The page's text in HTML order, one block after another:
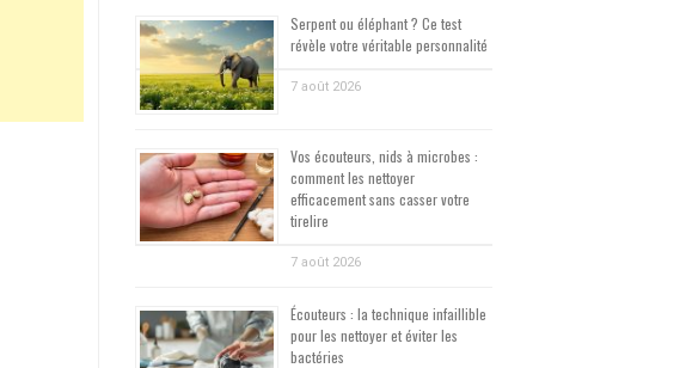
Serpent ou éléphant ? Ce test
révèle votre véritable personnalité
7 août 2026
Vos écouteurs, nids à microbes :
comment les nettoyer
efficacement sans casser votre
tirelire
7 août 2026
Écouteurs : la technique infaillible
pour les nettoyer et éviter les
bactéries